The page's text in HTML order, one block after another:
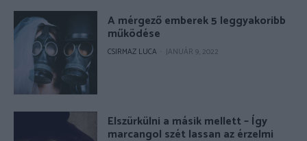
A mérgező emberek 5 leggyakoribb
működése
CSIRMAZ LUCA JANUÁR 9, 2022
Elszürkülni a másik mellett – Így
marcangol szét lassan az érzelmi